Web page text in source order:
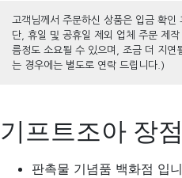
고객님께서 주문하신 상품은 입금 확
단, 휴일 및 공휴일 제외 업체 주문 제
름정도 소요될 수 있으며, 조금 더 지연
는 경우에는 별도로 연락 드립니다.)
기프트조아 장점
판촉물 기념품 백화점 입